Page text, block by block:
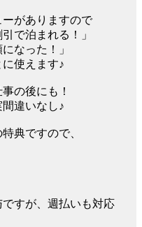
がありますので
で泊まれる！」
なった！」
使えます♪
の後にも！
違いなし♪
典ですので、
すが、週払いも対応